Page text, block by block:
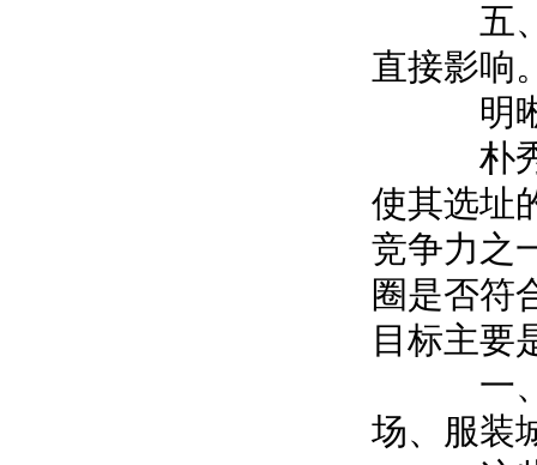
五、
直接影响
明晰
朴秀
使其选址
竞争力之
圈是否符
目标主要
一、
场、服装